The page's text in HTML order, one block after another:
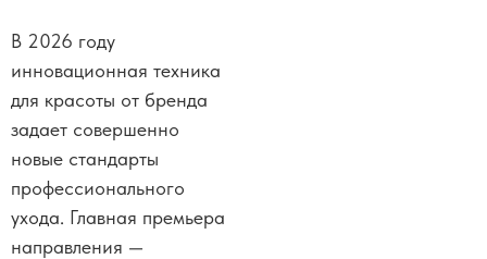
В 2026 году
инновационная техника
для красоты от бренда
задает совершенно
новые стандарты
профессионального
ухода. Главная премьера
направления —